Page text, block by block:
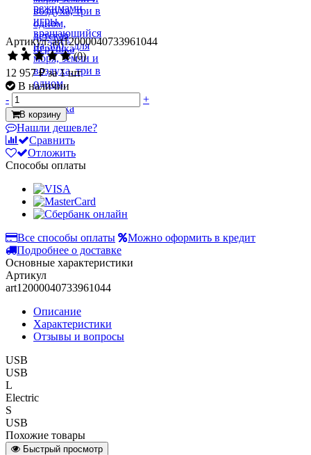
Артикул: art12000040733961044
(0)
12 957 ₽за 1 шт
В наличии
-
+
В корзину
Нашли дешевле?
Сравнить
Отложить
Способы оплаты
Все способы оплаты
Можно оформить в кредит
Подробнее о доставке
Основные характеристики
Артикул
art12000040733961044
Описание
Характеристики
Отзывы и вопросы
USB
USB
L
Electric
S
USB
Похожие товары
Быстрый просмотр